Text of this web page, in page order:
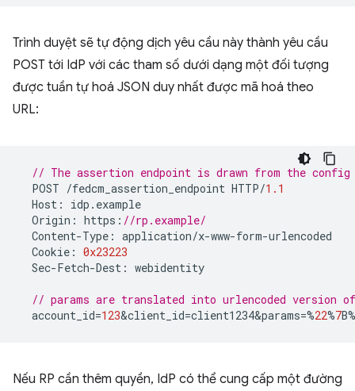
Trình duyệt sẽ tự động dịch yêu cầu này thành yêu cầu
POST tới IdP với các tham số dưới dạng một đối tượng
được tuần tự hoá JSON duy nhất được mã hoá theo
URL:
// The assertion endpoint is drawn from the
POST /fedcm_assertion_endpoint HTTP/1.1
Host : idp . example
Origin : https : //rp.example/
Content-Type : application/x-www-form-urlencoded
Cookie : 0x23223
Sec-Fetch-Dest : webidentity
// params are translated into urlencoded version
account_id=123&client_id=client1234&params=%22%7B%
Nếu RP cần thêm quyền, IdP có thể cung cấp một đường